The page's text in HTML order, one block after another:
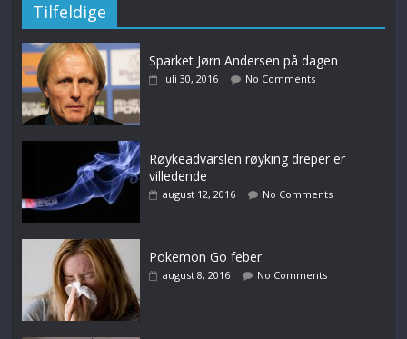
Tilfeldige
Sparket Jørn Andersen på dagen
juli 30, 2016 No Comments
Røykeadvarslen røyking dreper er
villedende
august 12, 2016 No Comments
Pokemon Go feber
august 8, 2016 No Comments